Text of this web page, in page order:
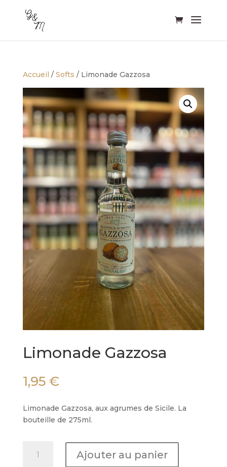
Accueil / Softs / Limonade Gazzosa
Limonade Gazzosa
1,95 €
Limonade Gazzosa, aux agrumes de Sicile. La
bouteille de 275ml.
Ajouter au panier